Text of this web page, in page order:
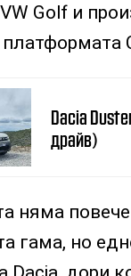
Golf и
Dacia
драйв)
няма
гама, но